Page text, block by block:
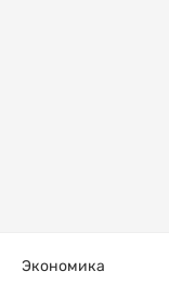
Экономика